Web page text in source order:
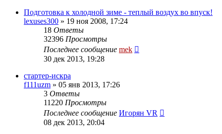
Подготовка к холодной зиме - теплый воздух во впуск!
lexuses300 » 19 ноя 2008, 17:24
18 Ответы
32396 Просмотры
Последнее сообщение mek
30 дек 2013, 19:28
стартер-искра
f111uzm » 05 янв 2013, 17:26
3 Ответы
11220 Просмотры
Последнее сообщение Игорян VR
08 дек 2013, 20:04